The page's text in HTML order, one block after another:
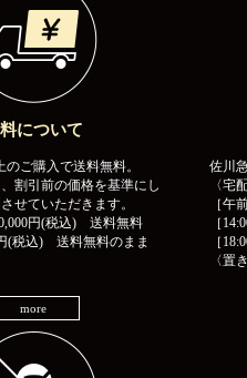
について
のご購入で送料無料。
割引前の価格を基準にし
せていただきます。
円(税込) 送料無料
(税込) 送料無料のまま
more
佐川
〈宅
［午
［
［
〈置